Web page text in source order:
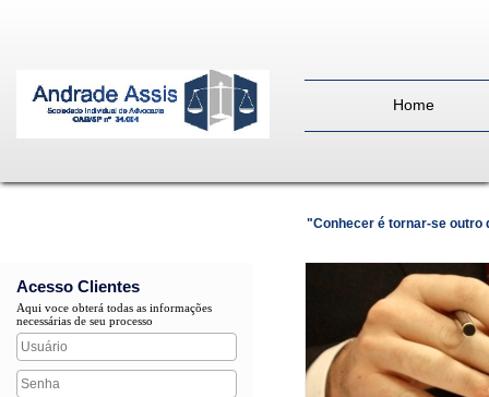
Home
"Conhecer é tornar-se outro
Acesso Clientes
Aqui voce obterá todas as informações
necessárias de seu processo